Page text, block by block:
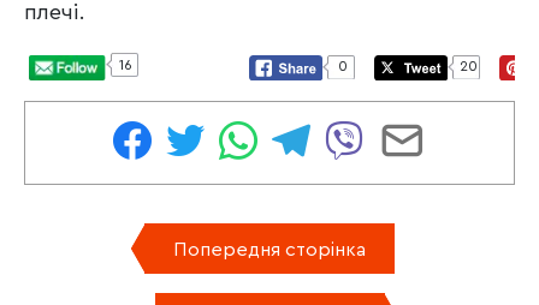
плечі.
16 0 20
Попередня сторінка